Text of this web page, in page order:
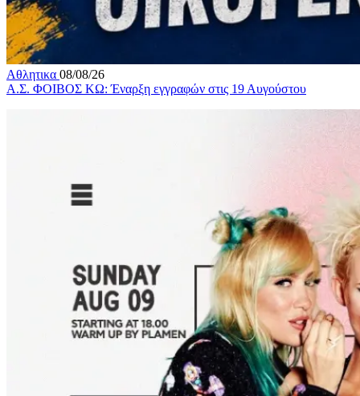
Αθλητικα 08/08/26
Α.Σ. ΦΟΙΒΟΣ ΚΩ: Έναρξη εγγραφών στις 19 Αυγούστου